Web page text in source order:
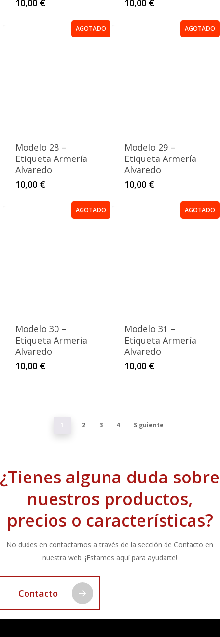
10,00 € 10,00 €
Modelo 28 –
Etiqueta Armería
Alvaredo
10,00 €
AGOTADO
Modelo 29 –
Etiqueta Armería
Alvaredo
10,00 €
AGOTADO
Modelo 30 –
Etiqueta Armería
Alvaredo
10,00 €
AGOTADO
Modelo 31 –
Etiqueta Armería
Alvaredo
10,00 €
AGOTADO
1 2 3 4 Siguiente
¿Tienes alguna duda sobre
nuestros productos,
precios o características?
No dudes en contactarnos a través de la sección de Contacto en
nuestra web. ¡Estamos aquí para ayudarte!
Contacto